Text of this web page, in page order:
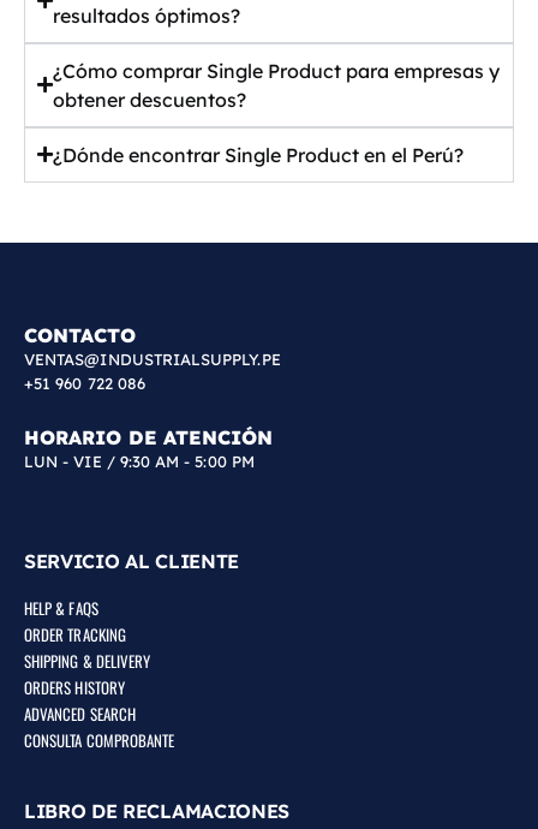
resultados óptimos?
¿Cómo comprar Single Product para empresas y
obtener descuentos?
¿Dónde encontrar Single Product en el Perú?
CONTACTO
VENTAS@INDUSTRIALSUPPLY.PE
+51 960 722 086
HORARIO DE ATENCIÓN
LUN - VIE / 9:30 AM - 5:00 PM
SERVICIO AL CLIENTE
HELP & FAQS
ORDER TRACKING
SHIPPING & DELIVERY
ORDERS HISTORY
ADVANCED SEARCH
CONSULTA COMPROBANTE
LIBRO DE RECLAMACIONES